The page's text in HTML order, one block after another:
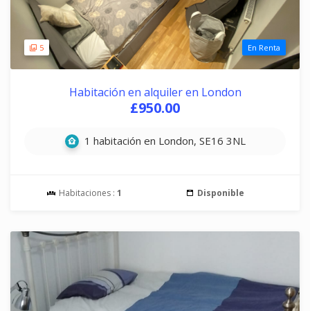
5 En Renta
Habitación en alquiler en London
£950.00
1 habitación en London, SE16 3NL
Habitaciones : 1 Disponible